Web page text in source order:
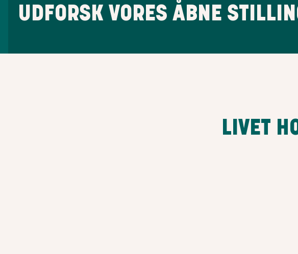
UDFORSK VORES ÅBNE
LIVET